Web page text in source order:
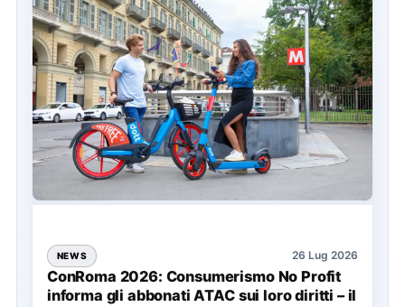
NEWS 26 Lug 2026
ConRoma 2026: Consumerismo No Profit
informa gli abbonati ATAC sui loro diritti – il